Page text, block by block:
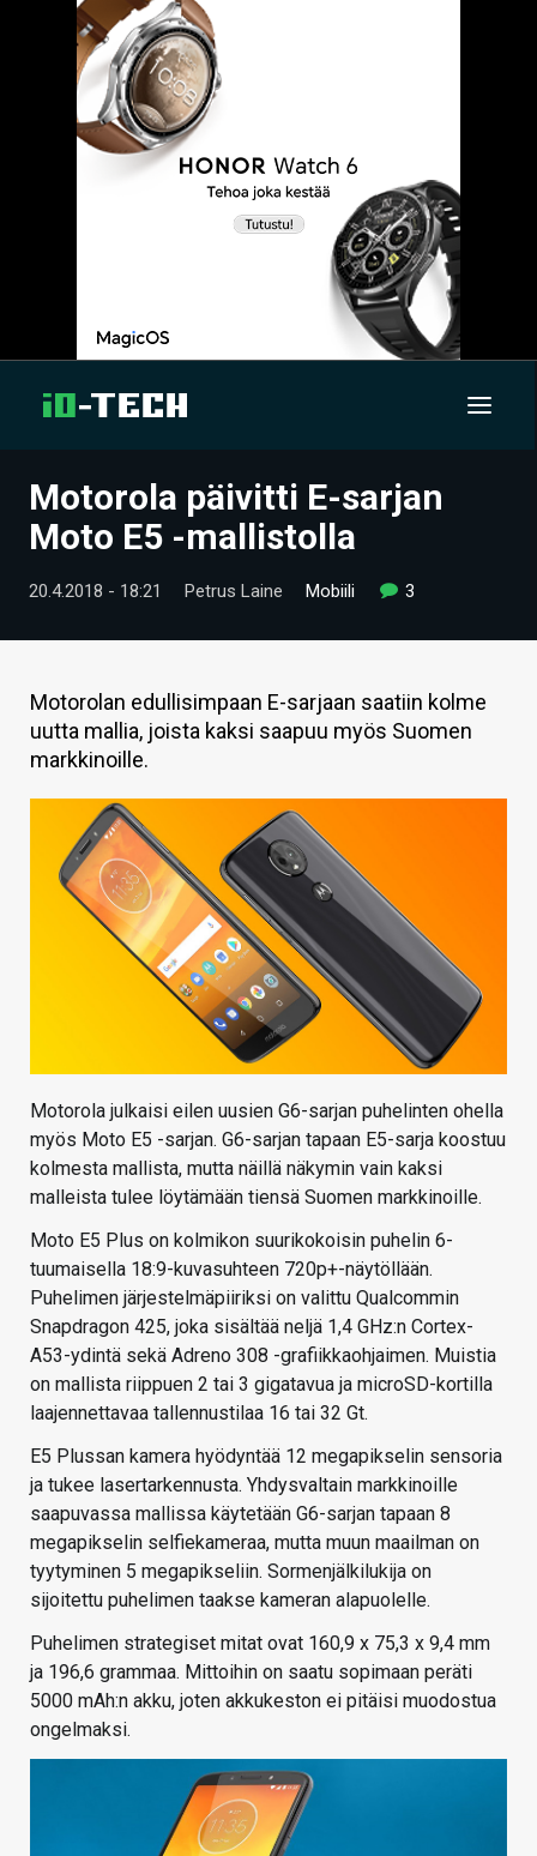
UUTISET
TIETOA
HINTA.FI
VAIHDA TEEMA
Motorola päivitti E-sarjan
Moto E5 -mallistolla
20.4.2018 - 18:21 Petrus Laine Mobiili 3
Motorolan edullisimpaan E-sarjaan saatiin kolme
uutta mallia, joista kaksi saapuu myös Suomen
markkinoille.
Motorola julkaisi eilen uusien G6-sarjan puhelinten ohella
myös Moto E5 -sarjan. G6-sarjan tapaan E5-sarja koostuu
kolmesta mallista, mutta näillä näkymin vain kaksi
malleista tulee löytämään tiensä Suomen markkinoille.
Moto E5 Plus on kolmikon suurikokoisin puhelin 6-
tuumaisella 18:9-kuvasuhteen 720p+-näytöllään.
Puhelimen järjestelmäpiiriksi on valittu Qualcommin
Snapdragon 425, joka sisältää neljä 1,4 GHz:n Cortex-
A53-ydintä sekä Adreno 308 -grafiikkaohjaimen. Muistia
on mallista riippuen 2 tai 3 gigatavua ja microSD-kortilla
laajennettavaa tallennustilaa 16 tai 32 Gt.
E5 Plussan kamera hyödyntää 12 megapikselin sensoria
ja tukee lasertarkennusta. Yhdysvaltain markkinoille
saapuvassa mallissa käytetään G6-sarjan tapaan 8
megapikselin selfiekameraa, mutta muun maailman on
tyytyminen 5 megapikseliin. Sormenjälkilukija on
sijoitettu puhelimen taakse kameran alapuolelle.
Puhelimen strategiset mitat ovat 160,9 x 75,3 x 9,4 mm
ja 196,6 grammaa. Mittoihin on saatu sopimaan peräti
5000 mAh:n akku, joten akkukeston ei pitäisi muodostua
ongelmaksi.